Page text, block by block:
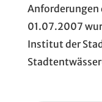
Anforderungen
01.07.2007
Institut der